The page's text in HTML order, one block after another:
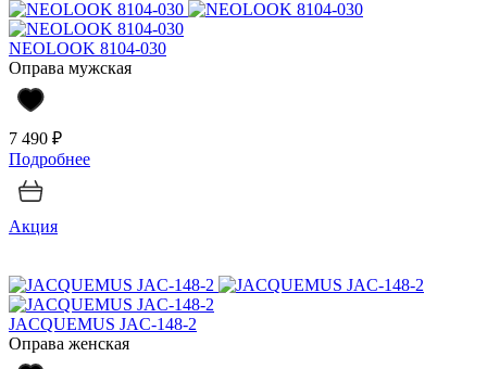
NEOLOOK 8104-030
Оправа мужская
7 490 ₽
Подробнее
Акция
JACQUEMUS JAC-148-2
Оправа женская